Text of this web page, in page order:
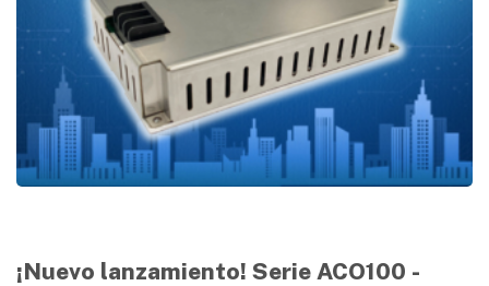
¡Nuevo lanzamiento! Serie ACO100 -